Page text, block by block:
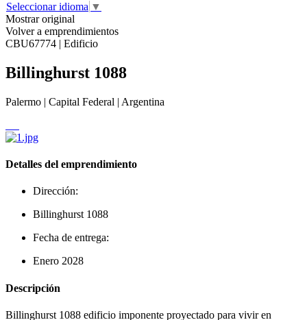
Seleccionar idioma ▼
Mostrar original
Volver a emprendimientos
CBU67774 | Edificio
Billinghurst 1088
Palermo | Capital Federal | Argentina
Detalles del emprendimiento
Dirección:
Billinghurst 1088
Fecha de entrega:
Enero 2028
Descripción
Billinghurst 1088 edificio imponente proyectado para vivir en